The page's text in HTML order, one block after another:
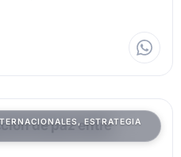
ESTRATEGIA
de paz entre